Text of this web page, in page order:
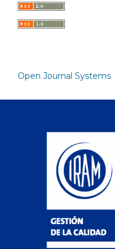
Open Journal Systems